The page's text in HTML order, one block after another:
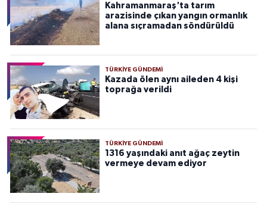
Kahramanmaraş'ta tarım
arazisinde çıkan yangın ormanlık
alana sıçramadan söndürüldü
TÜRKIYE GÜNDEMI
Kazada ölen aynı aileden 4 kişi
toprağa verildi
TÜRKIYE GÜNDEMI
1316 yaşındaki anıt ağaç zeytin
vermeye devam ediyor